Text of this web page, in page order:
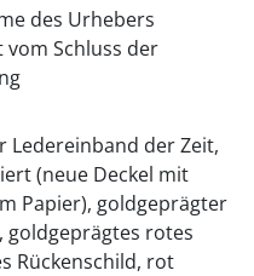
des Urhebers
Schluss der
Ledereinband der Zeit,
(neue Deckel mit
Papier), goldgeprägter
goldgeprägtes rotes
Rückenschild, rot